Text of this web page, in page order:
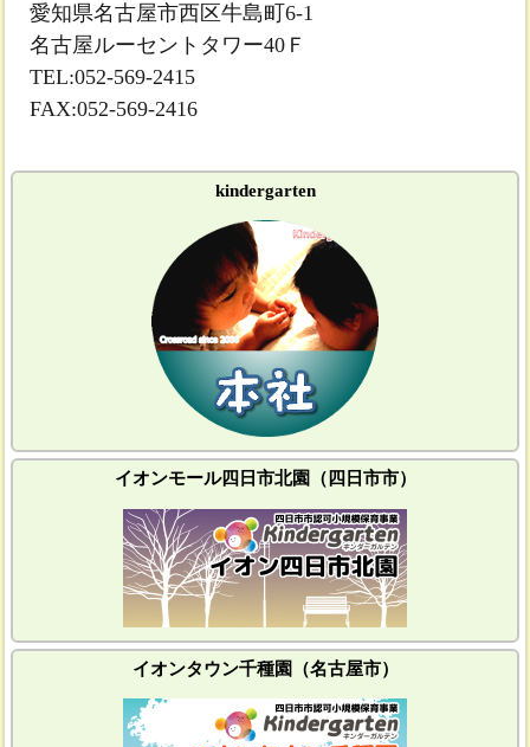
愛知県名古屋市西区牛島町6-1
名古屋ルーセントタワー40Ｆ
TEL:052-569-2415
FAX:052-569-2416
kindergarten
イオンモール四日市北園（四日市市）
イオンタウン千種園（名古屋市）